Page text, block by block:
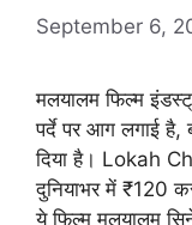
September 6,
मलयालम फिल्म
पर्दे पर आग लगाई
दिया है। Lokah
दुनियाभर में ₹120
ये फिल्म मलयालम